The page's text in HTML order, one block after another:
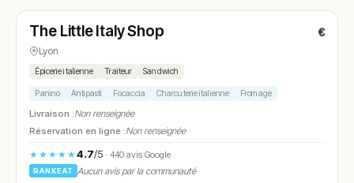
N° 24
The Little Italy Shop €
Lyon
Épicerie italienne Traiteur Sandwich
Panino Antipasti Focaccia Charcuterie italienne Fromage
Livraison :Non renseignée
Réservation en ligne :Non renseignée
★★★★★4.7/5· 440 avis Google
RANKEAT
Aucun avis par la communauté